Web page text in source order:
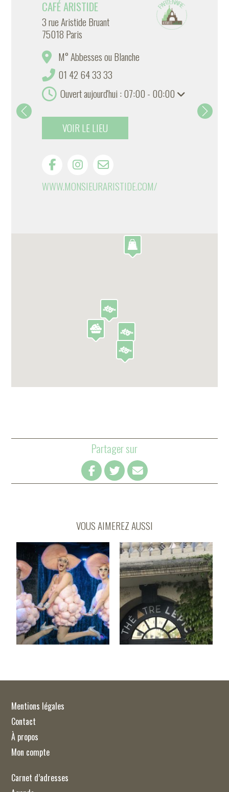
CAFÉ ARISTIDE
3 rue Aristide Bruant
75018 Paris
M° Abbesses ou Blanche
01 42 64 33 33
Ouvert aujourd'hui : 07:00 - 00:00
VOIR LE LIEU
WWW.MONSIEURARISTIDE.COM/
Partager sur
VOUS AIMEREZ AUSSI
Mentions légales
Contact
À propos
Mon compte
Carnet d’adresses